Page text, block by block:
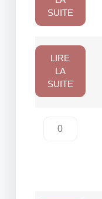
SUITE
LIRE
LA
SUITE